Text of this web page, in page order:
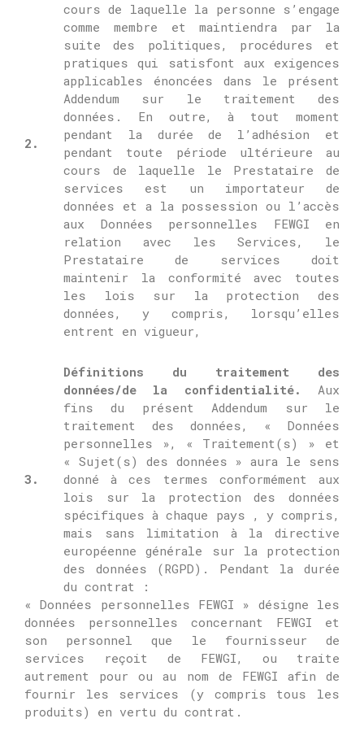
2.
cours de laquelle la personne s’engage
comme membre et maintiendra par la
suite des politiques, procédures et
pratiques qui satisfont aux exigences
applicables énoncées dans le présent
Addendum sur le traitement des
données. En outre, à tout moment
pendant la durée de l’adhésion et
pendant toute période ultérieure au
cours de laquelle le Prestataire de
services est un importateur de
données et a la possession ou l’accès
aux Données personnelles FEWGI en
relation avec les Services, le
Prestataire de services doit
maintenir la conformité avec toutes
les lois sur la protection des
données, y compris, lorsqu’elles
entrent en vigueur,
3.
Définitions du traitement des
données/de la confidentialité. Aux
fins du présent Addendum sur le
traitement des données, « Données
personnelles », « Traitement(s) » et
« Sujet(s) des données » aura le sens
donné à ces termes conformément aux
lois sur la protection des données
spécifiques à chaque pays , y compris,
mais sans limitation à la directive
européenne générale sur la protection
des données (RGPD). Pendant la durée
du contrat :
« Données personnelles FEWGI » désigne les
données personnelles concernant FEWGI et
son personnel que le fournisseur de
services reçoit de FEWGI, ou traite
autrement pour ou au nom de FEWGI afin de
fournir les services (y compris tous les
produits) en vertu du contrat.